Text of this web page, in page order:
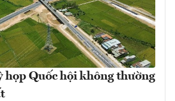
họp Quốc hội không thường